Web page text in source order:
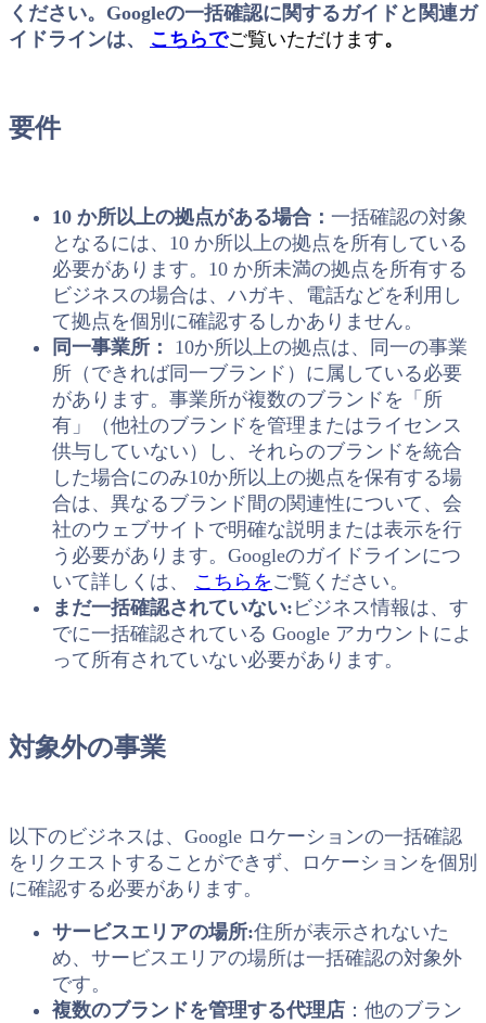
ください。Googleの一括確認に関するガイドと関連ガ
イドラインは、
こちらでご覧いただけます。
要件
10 か所以上の拠点がある場合： 一括確認の対象
となるには、10 か所以上の拠点を所有している
必要があります。10 か所未満の拠点を所有する
ビジネスの場合は、ハガキ、電話などを利用し
て拠点を個別に確認するしかありません。
同一事業所：
10か所以上の拠点は、同一の事業
所（できれば同一ブランド）に属している必要
があります。事業所が複数のブランドを「所
有」（他社のブランドを管理またはライセンス
供与していない）し、それらのブランドを統合
した場合にのみ10か所以上の拠点を保有する場
合は、異なるブランド間の関連性について、会
社のウェブサイトで明確な説明または表示を行
う必要があります。Googleのガイドラインにつ
いて詳しくは、 こちらを ご覧ください。
まだ一括確認されていない: ビジネス情報は、す
でに一括確認されている Google アカウントによ
って所有されていない必要があります。
対象外の事業
以下のビジネスは、Google ロケーションの一括確認
をリクエストすることができず、ロケーションを個別
に確認する必要があります。
サービスエリアの場所:住所が表示されないた
め、サービスエリアの場所は一括確認の対象外
です。
複数のブランドを管理する代理店 ：他のブラン